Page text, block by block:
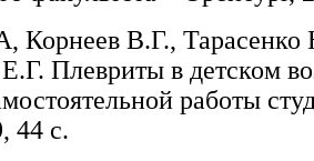
Корнеев В.Г.,
Плевриты в детском
работы
44 с.